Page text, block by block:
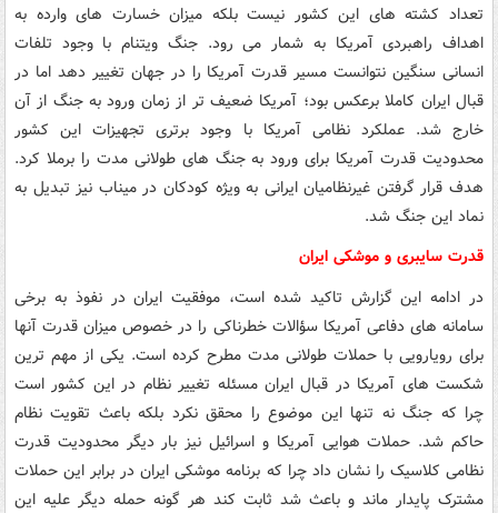
تعداد کشته های این کشور نیست بلکه میزان خسارت های وارده به
اهداف راهبردی آمریکا به شمار می رود. جنگ ویتنام با وجود تلفات
انسانی سنگین نتوانست مسیر قدرت آمریکا را در جهان تغییر دهد اما در
قبال ایران کاملا برعکس بود؛ آمریکا ضعیف تر از زمان ورود به جنگ از آن
خارج شد. عملکرد نظامی آمریکا با وجود برتری تجهیزات این کشور
محدودیت قدرت آمریکا برای ورود به جنگ های طولانی مدت را برملا کرد.
هدف قرار گرفتن غیرنظامیان ایرانی به ویژه کودکان در میناب نیز تبدیل به
نماد این جنگ شد.
قدرت سایبری و موشکی ایران
در ادامه این گزارش تاکید شده است، موفقیت ایران در نفوذ به برخی
سامانه های دفاعی آمریکا سؤالات خطرناکی را در خصوص میزان قدرت آنها
برای رویارویی با حملات طولانی مدت مطرح کرده است. یکی از مهم ترین
شکست های آمریکا در قبال ایران مسئله تغییر نظام در این کشور است
چرا که جنگ نه تنها این موضوع را محقق نکرد بلکه باعث تقویت نظام
حاکم شد. حملات هوایی آمریکا و اسرائیل نیز بار دیگر محدودیت قدرت
نظامی کلاسیک را نشان داد چرا که برنامه موشکی ایران در برابر این حملات
مشترک پایدار ماند و باعث شد ثابت کند هر گونه حمله دیگر علیه این